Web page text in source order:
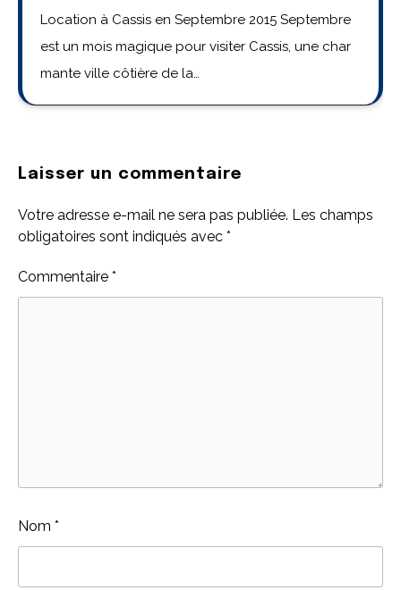
Location à Cassis en Septembre 2015 Septembre
est un mois magique pour visiter Cassis, une char
mante ville côtière de la…
Laisser un commentaire
Votre adresse e-mail ne sera pas publiée. Les champs
obligatoires sont indiqués avec *
Commentaire *
Nom *